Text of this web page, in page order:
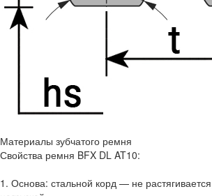
Материалы зубчатого ремня
Свойства ремня BFX DL AT10:
1. Основа: стальной корд — не